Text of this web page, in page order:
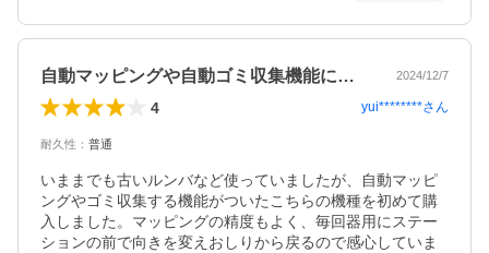
自動マッピングや自動ゴミ収集機能には満足 2024/12/7
4 yui********さん
耐久性 ： 普通
いままでも古いルンバなど使っていましたが、自動マッピ
ングやゴミ収集する機能がついたこちらの機種を初めて購
入しました。マッピングの精度もよく、毎回器用にステー
ションの前で向きを変えおしりから戻るので感心していま